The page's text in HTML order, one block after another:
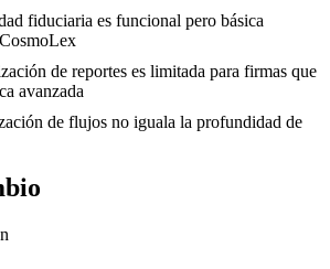
fiduciaria es funcional pero básica
de reportes es limitada para firmas que
avanzada
de flujos no iguala la profundidad de